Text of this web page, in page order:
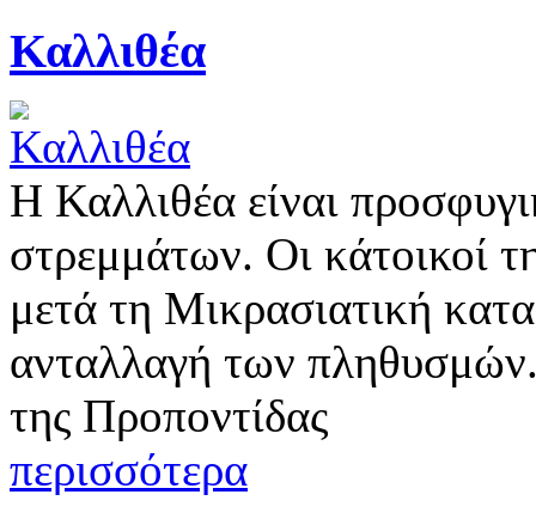
Καλλιθέα
Η Καλλιθέα είναι
στρεμμάτων. Οι κάτοικοί
μετά τη Μικρασιατική
ανταλλαγή των
της Προποντίδας
περισσότερα